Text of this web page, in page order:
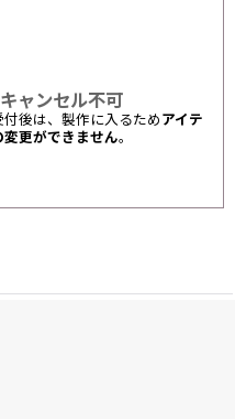
ャンセル不可
付後は、製作に入るため アイテ
変更ができません。